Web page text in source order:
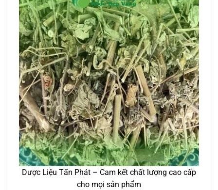
Dược Liệu Tấn Phát – Cam kết chất lượng cao cấp
cho mọi sản phẩm